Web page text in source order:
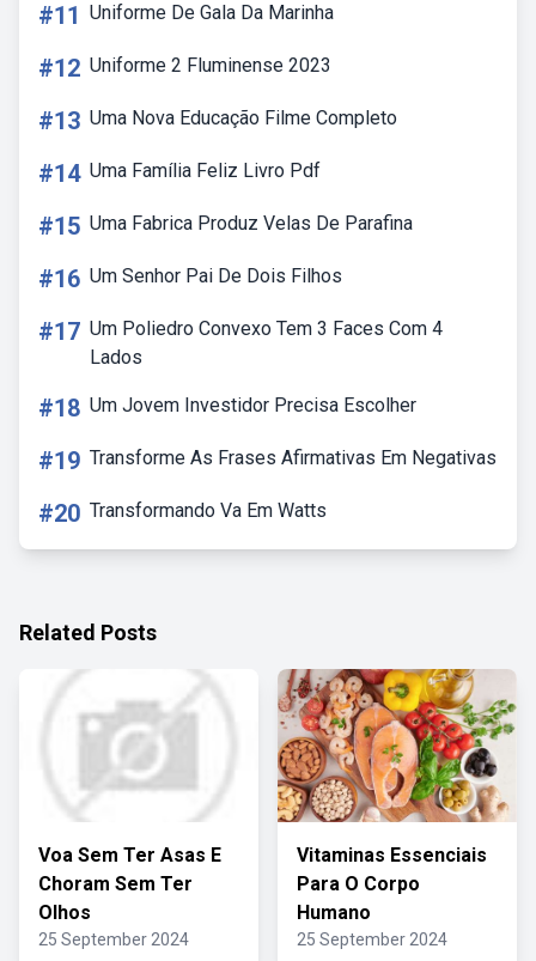
#11 Uniforme De Gala Da Marinha
#12 Uniforme 2 Fluminense 2023
#13 Uma Nova Educação Filme Completo
#14 Uma Família Feliz Livro Pdf
#15 Uma Fabrica Produz Velas De Parafina
#16 Um Senhor Pai De Dois Filhos
#17 Um Poliedro Convexo Tem 3 Faces Com 4
Lados
#18 Um Jovem Investidor Precisa Escolher
#19 Transforme As Frases Afirmativas Em Negativas
#20 Transformando Va Em Watts
Related Posts
Voa Sem Ter Asas E
Choram Sem Ter
Olhos
25 September 2024
Vitaminas Essenciais
Para O Corpo
Humano
25 September 2024